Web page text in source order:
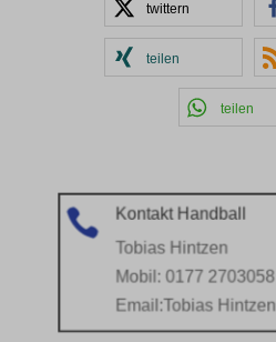
twittern
teilen
teilen

Kontakt Handball
Tobias Hintzen
Mobil: 0177 2703058
Email:Tobias Hintzen